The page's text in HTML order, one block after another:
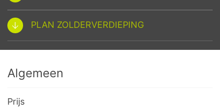
PLAN ZOLDERVERDIEPING
Algemeen
Prijs